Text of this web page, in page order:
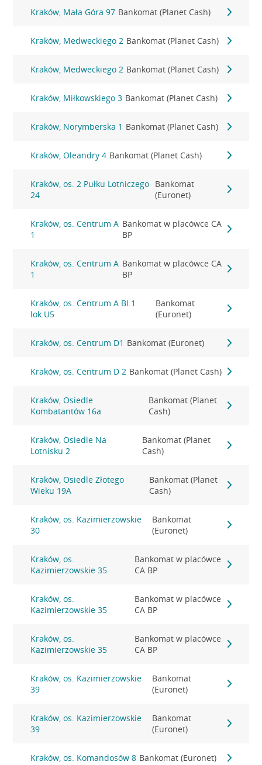
Kraków, Mała Góra 97 Bankomat (Planet Cash)
Kraków, Medweckiego 2 Bankomat (Planet Cash)
Kraków, Medweckiego 2 Bankomat (Planet Cash)
Kraków, Miłkowskiego 3 Bankomat (Planet Cash)
Kraków, Norymberska 1 Bankomat (Planet Cash)
Kraków, Oleandry 4 Bankomat (Planet Cash)
Kraków, os. 2 Pułku Lotniczego
24
Bankomat
(Euronet)
Kraków, os. Centrum A
1
Bankomat w placówce CA
BP
Kraków, os. Centrum A
1
Bankomat w placówce CA
BP
Kraków, os. Centrum A Bl.1
lok.U5
Bankomat
(Euronet)
Kraków, os. Centrum D1 Bankomat (Euronet)
Kraków, os. Centrum D 2 Bankomat (Planet Cash)
Kraków, Osiedle
Kombatantów 16a
Bankomat (Planet
Cash)
Kraków, Osiedle Na
Lotnisku 2
Bankomat (Planet
Cash)
Kraków, Osiedle Złotego
Wieku 19A
Bankomat (Planet
Cash)
Kraków, os. Kazimierzowskie
30
Bankomat
(Euronet)
Kraków, os.
Kazimierzowskie 35
Bankomat w placówce
CA BP
Kraków, os.
Kazimierzowskie 35
Bankomat w placówce
CA BP
Kraków, os.
Kazimierzowskie 35
Bankomat w placówce
CA BP
Kraków, os. Kazimierzowskie
39
Bankomat
(Euronet)
Kraków, os. Kazimierzowskie
39
Bankomat
(Euronet)
Kraków, os. Komandosów 8 Bankomat (Euronet)